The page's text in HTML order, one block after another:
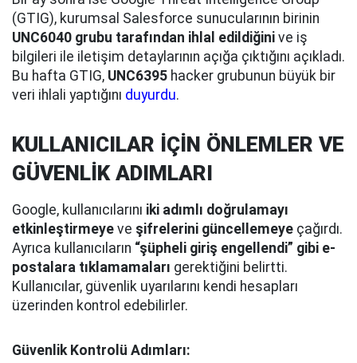
(GTIG), kurumsal Salesforce sunucularının birinin
UNC6040 grubu tarafından ihlal edildiğini ve iş
bilgileri ile iletişim detaylarının açığa çıktığını açıkladı.
Bu hafta GTIG, UNC6395 hacker grubunun büyük bir
veri ihlali yaptığını duyurdu.
KULLANICILAR İÇİN ÖNLEMLER VE
GÜVENLİK ADIMLARI
Google, kullanıcılarını iki adımlı doğrulamayı
etkinleştirmeye ve şifrelerini güncellemeye çağırdı.
Ayrıca kullanıcıların “şüpheli giriş engellendi” gibi e-
postalara tıklamamaları gerektiğini belirtti.
Kullanıcılar, güvenlik uyarılarını kendi hesapları
üzerinden kontrol edebilirler.
Güvenlik Kontrolü Adımları: